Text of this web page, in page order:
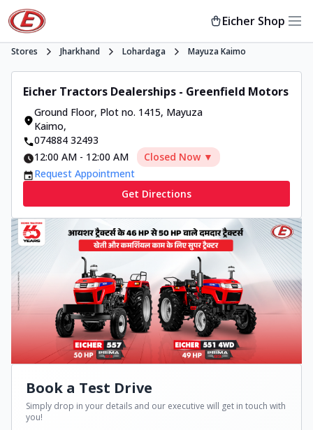
Eicher Shop
Stores Jharkhand Lohardaga Mayuza Kaimo
Eicher Tractors Dealerships - Greenfield Motors
Ground Floor, Plot no. 1415, Mayuza
Kaimo,
074884 32493
12:00 AM - 12:00 AM
Closed Now ▼
Request Appointment
Get Directions
Book a Test Drive
Simply drop in your details and our executive will get in touch with
you!